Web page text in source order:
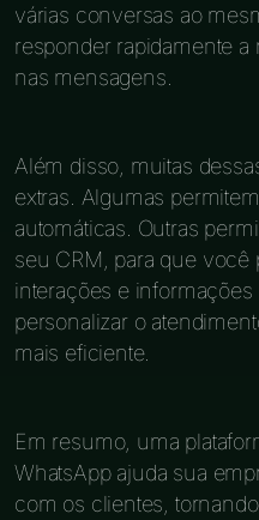
várias conversas ao
responder rapidamente
nas mensagens.
Além disso, muitas
extras. Algumas
automáticas. Outras
seu CRM, para que você
interações e
personalizar o
mais eficiente.
Em resumo, uma
WhatsApp ajuda sua
com os clientes,